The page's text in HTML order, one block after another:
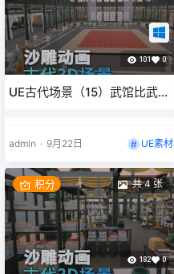
101 0
UE古代场景（15）武馆比武场
admin · 9月22日 UE素材
共 4 张
积分
182 0